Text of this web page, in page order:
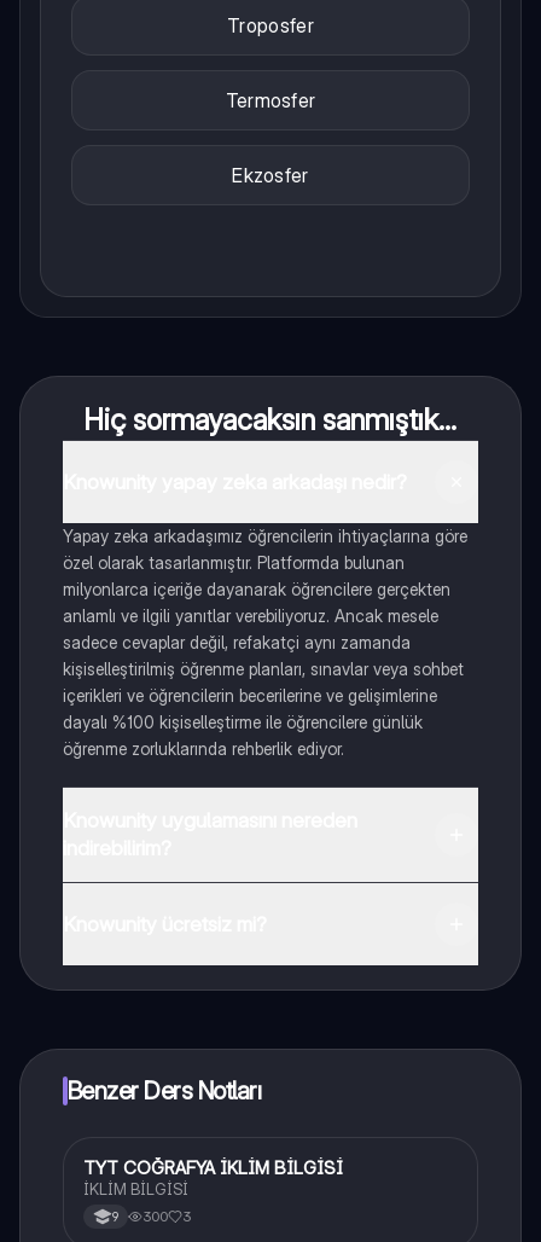
Troposfer
Termosfer
Ekzosfer
Hiç sormayacaksın sanmıştık...
Yapay zeka arkadaşımız öğrencilerin ihtiyaçlarına göre
özel olarak tasarlanmıştır. Platformda bulunan
milyonlarca içeriğe dayanarak öğrencilere gerçekten
anlamlı ve ilgili yanıtlar verebiliyoruz. Ancak mesele
sadece cevaplar değil, refakatçi aynı zamanda
kişiselleştirilmiş öğrenme planları, sınavlar veya sohbet
içerikleri ve öğrencilerin becerilerine ve gelişimlerine
dayalı %100 kişiselleştirme ile öğrencilere günlük
öğrenme zorluklarında rehberlik ediyor.
Benzer Ders Notları
Coğrafya
TYT COĞRAFYA İKLİM BİLGİSİ
İKLİM BİLGİSİ
9 300 3